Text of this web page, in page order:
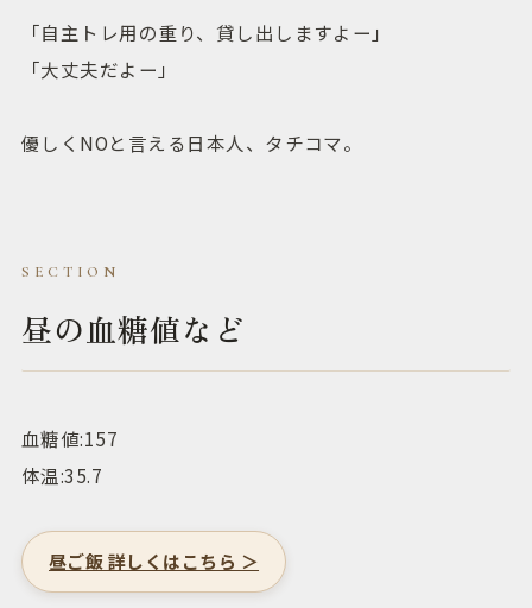
「自主トレ用の重り、貸し出しますよー」
「大丈夫だよー」
優しくNOと言える日本人、タチコマ。
昼の血糖値など
血糖値:157
体温:35.7
昼ご飯 詳しくはこちら ＞